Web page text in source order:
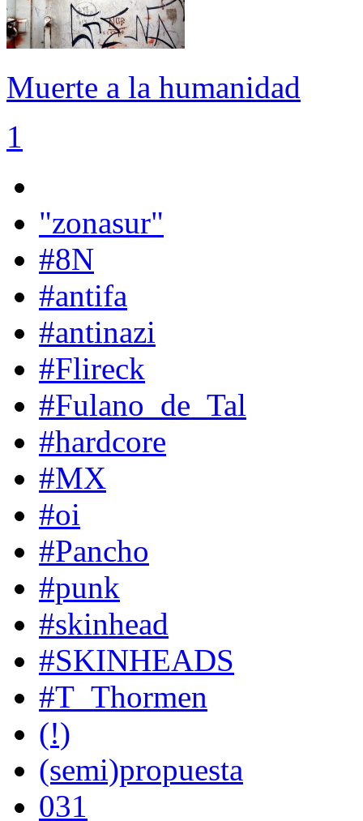
Muerte a la humanidad
1
"zonasur"
#8N
#antifa
#antinazi
#Flireck
#Fulano_de_Tal
#hardcore
#MX
#oi
#Pancho
#punk
#skinhead
#SKINHEADS
#T_Thormen
(!)
(semi)propuesta
031